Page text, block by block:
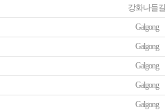
강화나들길
Galgong
Galgong
Galgong
Galgong
Galgong